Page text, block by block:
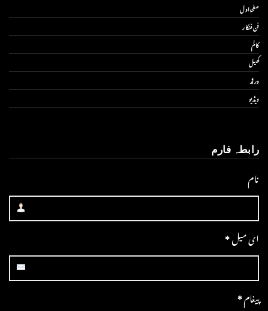
صفحۂ اول
فن فنکار
کالم
کھیل
ورلڈ
ویڈیو
رابطہ فارم
نام
ای میل*
پیغام*